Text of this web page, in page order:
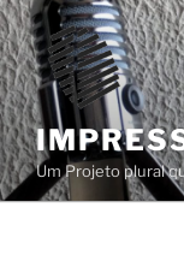
Skip
to
content
Um Projeto plural